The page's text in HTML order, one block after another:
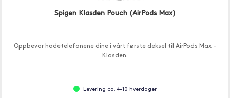
Spigen Klasden Pouch (AirPods Max)
Oppbevar hodetelefonene dine i vårt første deksel til AirPods Max -
Klasden.
Levering ca. 4-10 hverdager